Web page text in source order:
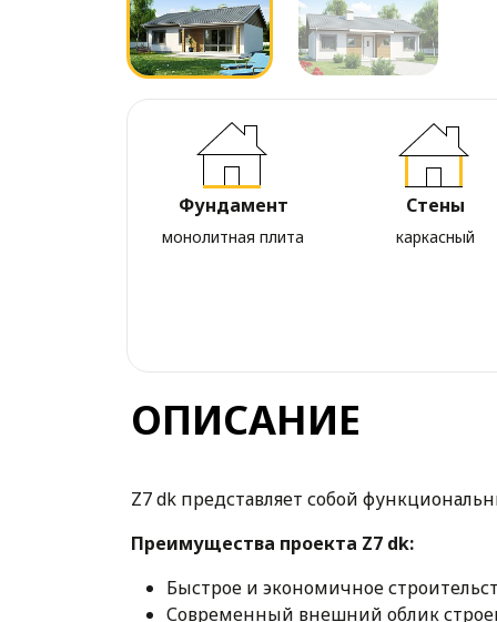
Фундамент
монолитная плита
Стены
каркасный
ОПИСАНИЕ
Z7 dk представляет собой
Преимущества проекта Z7 dk:
Быстрое и экономичное
Современный внешний облик